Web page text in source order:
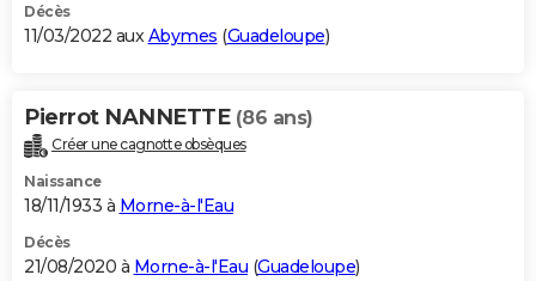
Décès
11/03/2022 auxAbymes (Guadeloupe)
Pierrot NANNETTE (86 ans)
Créer une cagnotte obsèques
Naissance
18/11/1933 à Morne-à-l'Eau
Décès
21/08/2020 à Morne-à-l'Eau (Guadeloupe)